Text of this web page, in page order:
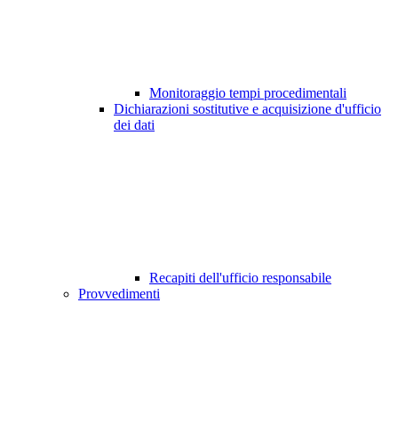
Monitoraggio tempi procedimentali
Dichiarazioni sostitutive e acquisizione d'ufficio
dei dati
Recapiti dell'ufficio responsabile
Provvedimenti